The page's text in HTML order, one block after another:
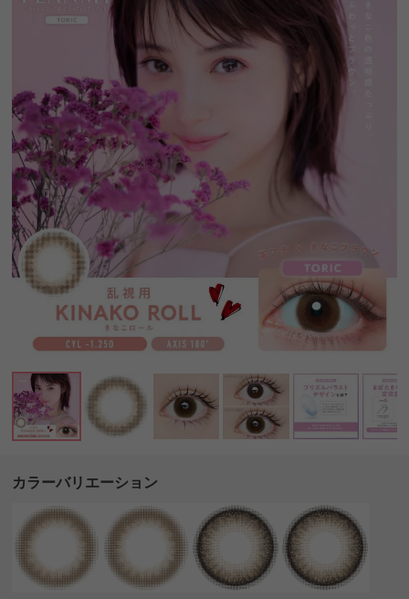
カラーバリエーション